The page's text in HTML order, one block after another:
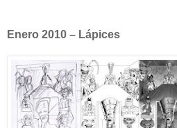
Enero 2010 – Lápices